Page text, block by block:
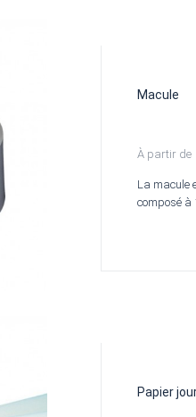
Macule
À partir de
La macule
composé à
Papier